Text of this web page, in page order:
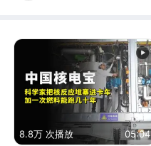
8.8万 次播放 05:04